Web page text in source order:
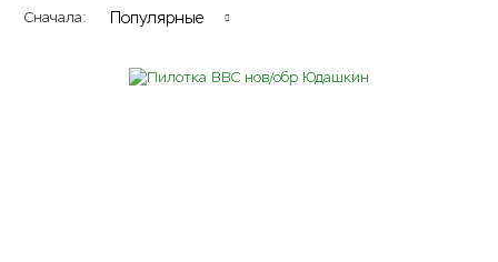
Сначала: Популярные